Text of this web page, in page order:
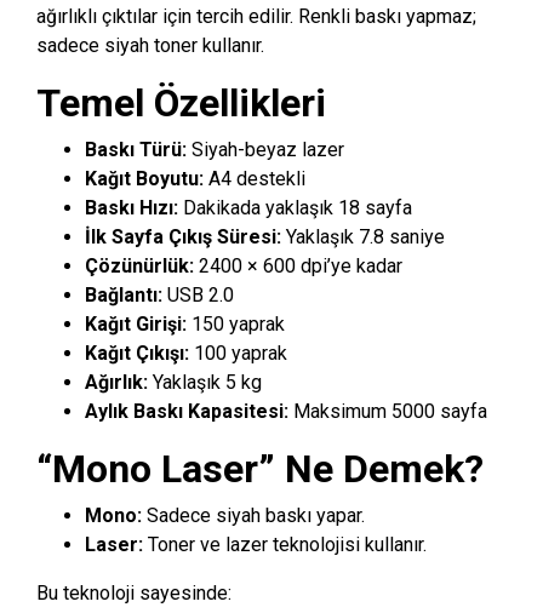
ağırlıklı çıktılar için tercih edilir. Renkli baskı yapmaz;
sadece siyah toner kullanır.
Temel Özellikleri
Baskı Türü: Siyah-beyaz lazer
Kağıt Boyutu: A4 destekli
Baskı Hızı: Dakikada yaklaşık 18 sayfa
İlk Sayfa Çıkış Süresi: Yaklaşık 7.8 saniye
Çözünürlük: 2400 × 600 dpi’ye kadar
Bağlantı: USB 2.0
Kağıt Girişi: 150 yaprak
Kağıt Çıkışı: 100 yaprak
Ağırlık: Yaklaşık 5 kg
Aylık Baskı Kapasitesi: Maksimum 5000 sayfa
“Mono Laser” Ne Demek?
Mono: Sadece siyah baskı yapar.
Laser: Toner ve lazer teknolojisi kullanır.
Bu teknoloji sayesinde: